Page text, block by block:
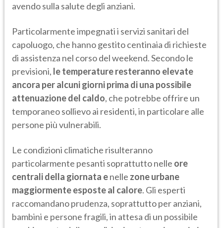
avendo sulla salute degli anziani.
Particolarmente impegnati i servizi sanitari del
capoluogo, che hanno gestito centinaia di richieste
di assistenza nel corso del weekend. Secondo le
previsioni, le temperature resteranno elevate
ancora per alcuni giorni prima di una possibile
attenuazione del caldo, che potrebbe offrire un
temporaneo sollievo ai residenti, in particolare alle
persone più vulnerabili.
Le condizioni climatiche risulteranno
particolarmente pesanti soprattutto nelle ore
centrali della giornata enelle zone urbane
maggiormente esposte al calore. Gli esperti
raccomandano prudenza, soprattutto per anziani,
bambini e persone fragili, in attesa di un possibile